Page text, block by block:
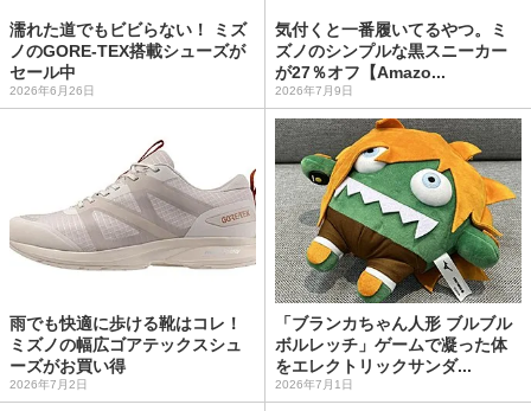
濡れた道でもビビらない！ ミズ
ノのGORE-TEX搭載シューズが
セール中
2026年6月26日
気付くと一番履いてるやつ。ミ
ズノのシンプルな黒スニーカー
が27％オフ【Amazo...
2026年7月9日
雨でも快適に歩ける靴はコレ！
ミズノの幅広ゴアテックスシュ
ーズがお買い得
2026年7月2日
「ブランカちゃん人形 ブルブル
ボルレッチ」ゲームで凝った体
をエレクトリックサンダ...
2026年7月1日